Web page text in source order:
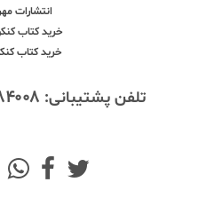
انتشارات
خرید کتاب کنکور
خرید کتاب کنکور
تلفن پشتیبانی: